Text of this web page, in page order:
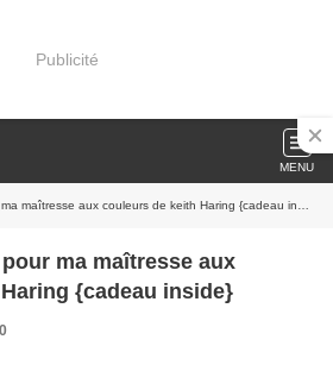
Publicité
MENU
maîtresse aux couleurs de keith Haring {cadeau inside}
ma maîtresse aux
{cadeau inside}